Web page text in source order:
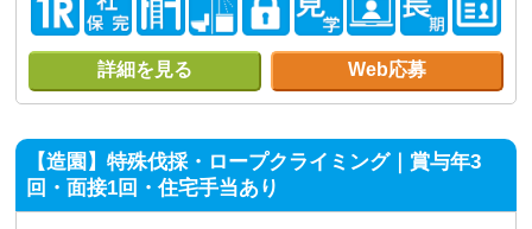
詳細を見る Web応募
【造園】特殊伐採・ロープクライミング｜賞与年3
回・面接1回・住宅手当あり